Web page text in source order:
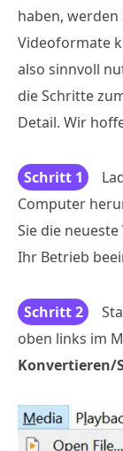
haben, werden
Videoformate
also sinnvoll
die Schritte
Detail. Wir
Schritt 1
Computer
Sie die
Ihr Betrieb
Schritt 2
oben links im
Konvertieren/